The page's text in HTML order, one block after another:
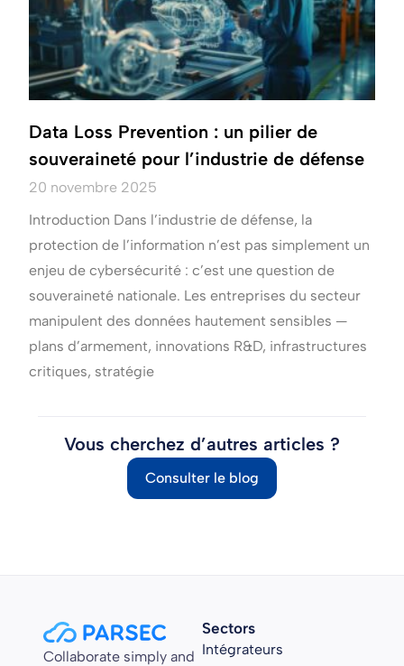
Data Loss Prevention : un pilier de
souveraineté pour l’industrie de défense
20 novembre 2025
Introduction Dans l’industrie de défense, la
protection de l’information n’est pas simplement un
enjeu de cybersécurité : c’est une question de
souveraineté nationale. Les entreprises du secteur
manipulent des données hautement sensibles —
plans d’armement, innovations R&D, infrastructures
critiques, stratégie
Vous cherchez d’autres articles ?
Consulter le blog
Collaborate simply and
Sectors
Intégrateurs